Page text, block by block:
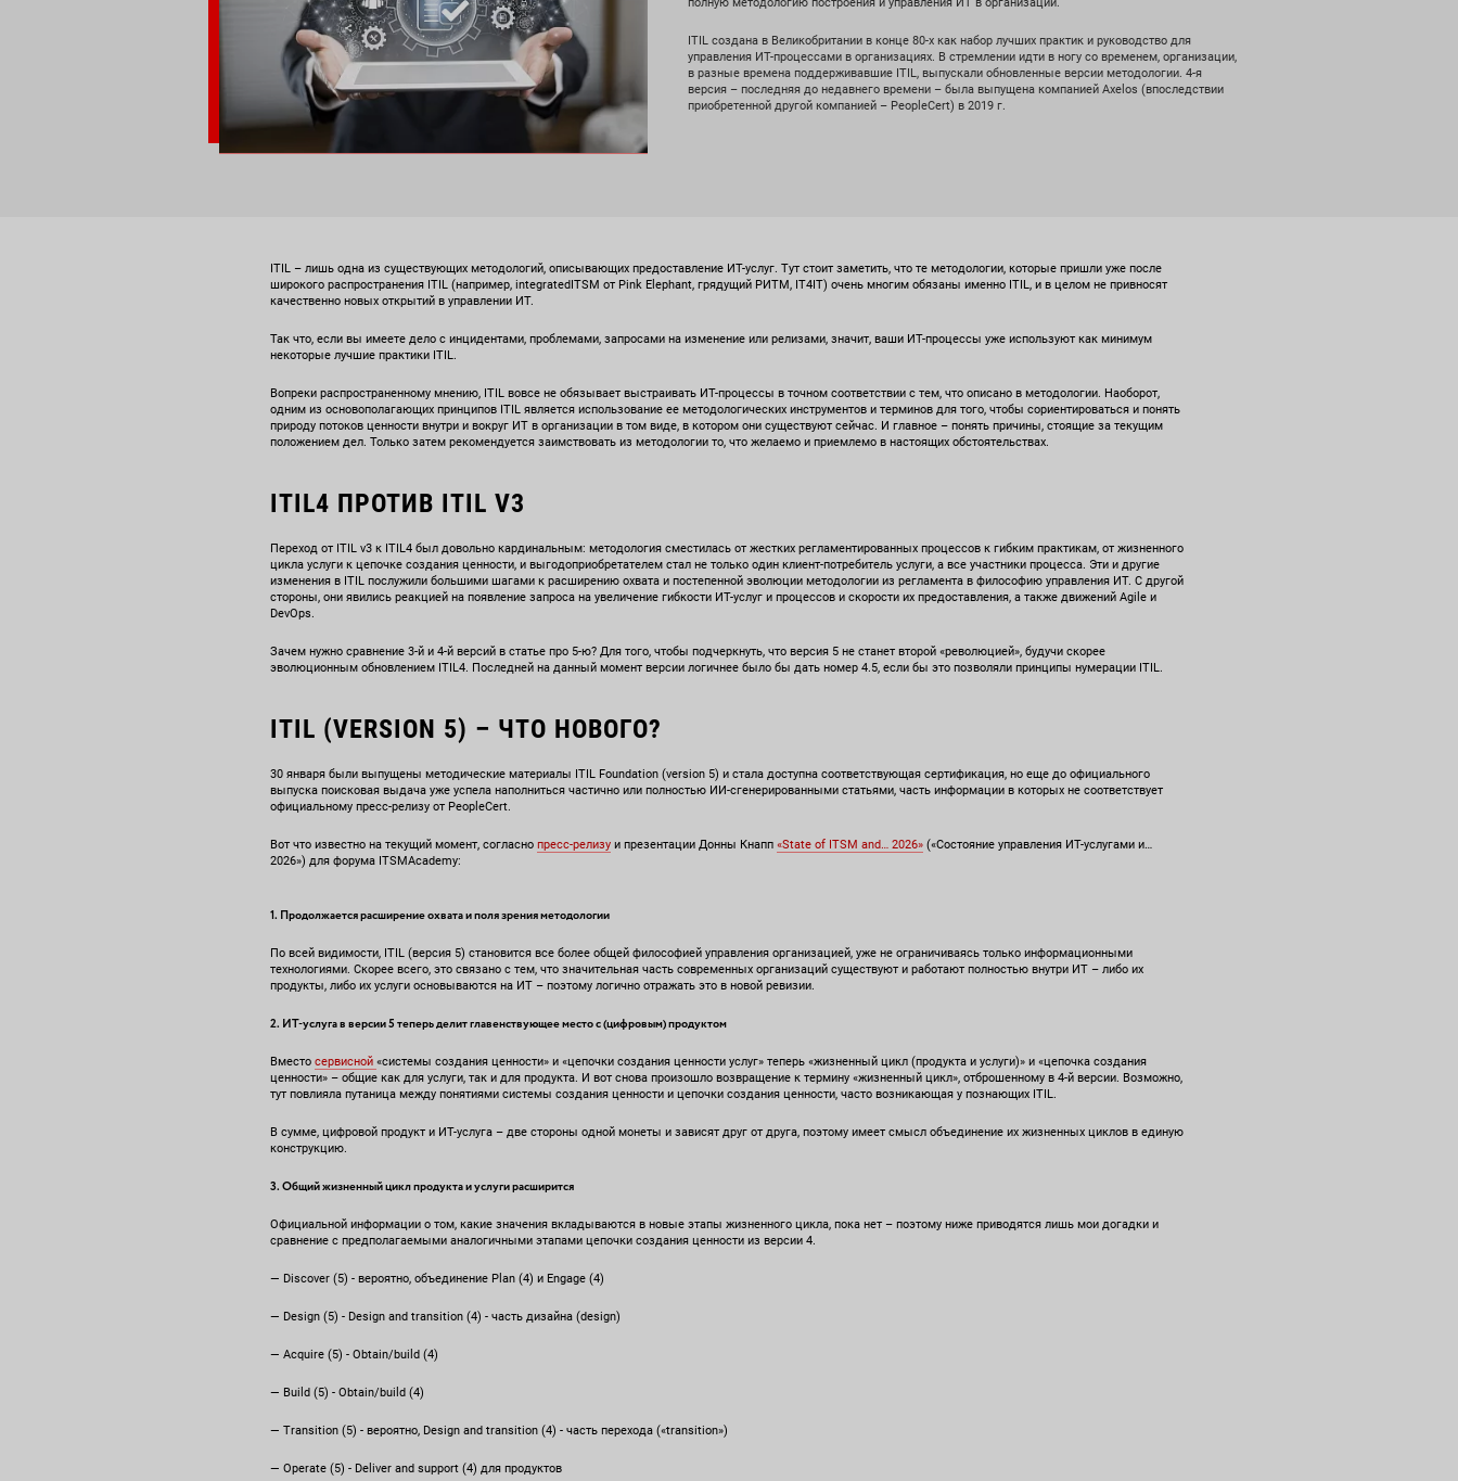
ITIL создана в Великобритании в конце 80-х как набор лучших практик и руководство для
управления ИТ-процессами в организациях. В стремлении идти в ногу со временем, организации,
в разные времена поддерживавшие ITIL, выпускали обновленные версии методологии. 4-я
версия – последняя до недавнего времени – была выпущена компанией Axelos (впоследствии
приобретенной другой компанией – PeopleCert) в 2019 г.
ITIL – лишь одна из существующих методологий, описывающих предоставление ИТ-услуг. Тут стоит заметить, что те методологии, которые пришли уже после
широкого распространения ITIL (например, integratedITSM от Pink Elephant, грядущий РИТМ, IT4IT) очень многим обязаны именно ITIL, и в целом не привносят
качественно новых открытий в управлении ИТ.
Так что, если вы имеете дело с инцидентами, проблемами, запросами на изменение или релизами, значит, ваши ИТ-процессы уже используют как минимум
некоторые лучшие практики ITIL.
Вопреки распространенному мнению, ITIL вовсе не обязывает выстраивать ИТ-процессы в точном соответствии с тем, что описано в методологии. Наоборот,
одним из основополагающих принципов ITIL является использование ее методологических инструментов и терминов для того, чтобы сориентироваться и понять
природу потоков ценности внутри и вокруг ИТ в организации в том виде, в котором они существуют сейчас. И главное – понять причины, стоящие за текущим
положением дел. Только затем рекомендуется заимствовать из методологии то, что желаемо и приемлемо в настоящих обстоятельствах.
ITIL4 ПРОТИВ ITIL V3
Переход от ITIL v3 к ITIL4 был довольно кардинальным: методология сместилась от жестких регламентированных процессов к гибким практикам, от жизненного
цикла услуги к цепочке создания ценности, и выгодоприобретателем стал не только один клиент-потребитель услуги, а все участники процесса. Эти и другие
изменения в ITIL послужили большими шагами к расширению охвата и постепенной эволюции методологии из регламента в философию управления ИТ. С другой
стороны, они явились реакцией на появление запроса на увеличение гибкости ИТ-услуг и процессов и скорости их предоставления, а также движений Agile и
DevOps.
Зачем нужно сравнение 3-й и 4-й версий в статье про 5-ю? Для того, чтобы подчеркнуть, что версия 5 не станет второй «революцией», будучи скорее
эволюционным обновлением ITIL4. Последней на данный момент версии логичнее было бы дать номер 4.5, если бы это позволяли принципы нумерации ITIL.
ITIL (VERSION 5) – ЧТО НОВОГО?
30 января были выпущены методические материалы ITIL Foundation (version 5) и стала доступна соответствующая сертификация, но еще до официального
выпуска поисковая выдача уже успела наполниться частично или полностью ИИ-сгенерированными статьями, часть информации в которых не соответствует
официальному пресс-релизу от PeopleCert.
Вот что известно на текущий момент, согласно пресс-релизу и презентации Донны Кнапп «State of ITSM and… 2026» («Состояние управления ИТ-услугами и…
2026») для форума ITSMAcademy:
1. Продолжается расширение охвата и поля зрения методологии
По всей видимости, ITIL (версия 5) становится все более общей философией управления организацией, уже не ограничиваясь только информационными
технологиями. Скорее всего, это связано с тем, что значительная часть современных организаций существуют и работают полностью внутри ИТ – либо их
продукты, либо их услуги основываются на ИТ – поэтому логично отражать это в новой ревизии.
2. ИТ-услуга в версии 5 теперь делит главенствующее место с (цифровым) продуктом
Вместо сервисной «системы создания ценности» и «цепочки создания ценности услуг» теперь «жизненный цикл (продукта и услуги)» и «цепочка создания
ценности» – общие как для услуги, так и для продукта. И вот снова произошло возвращение к термину «жизненный цикл», отброшенному в 4-й версии. Возможно,
тут повлияла путаница между понятиями системы создания ценности и цепочки создания ценности, часто возникающая у познающих ITIL.
В сумме, цифровой продукт и ИТ-услуга – две стороны одной монеты и зависят друг от друга, поэтому имеет смысл объединение их жизненных циклов в единую
конструкцию.
3. Общий жизненный цикл продукта и услуги расширится
Официальной информации о том, какие значения вкладываются в новые этапы жизненного цикла, пока нет – поэтому ниже приводятся лишь мои догадки и
сравнение с предполагаемыми аналогичными этапами цепочки создания ценности из версии 4.
— Discover (5) - вероятно, объединение Plan (4) и Engage (4)
— Design (5) - Design and transition (4) - часть дизайна (design)
— Acquire (5) - Obtain/build (4)
— Build (5) - Obtain/build (4)
— Transition (5) - вероятно, Design and transition (4) - часть перехода («transition»)
— Operate (5) - Deliver and support (4) для продуктов